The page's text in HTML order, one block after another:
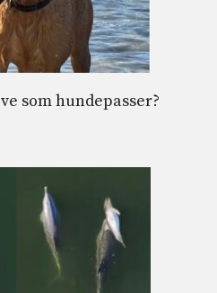
som hundepasser?